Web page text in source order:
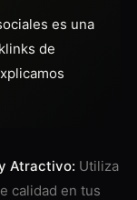
es una
de
Atractivo: Utiliza
calidad en tus